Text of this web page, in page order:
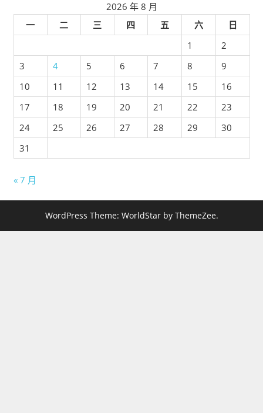
2026 年 8 月
一
二 三 四 五 六
日
1
2
3
4 5 6 7 8
9
10
11 12 13 14 15
16
17
18 19 20 21 22
23
24
25 26 27 28 29
30
31
« 7 月
WordPress Theme: WorldStar by ThemeZee.